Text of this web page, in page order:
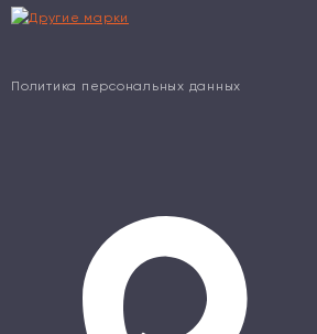
Политика персональных данных